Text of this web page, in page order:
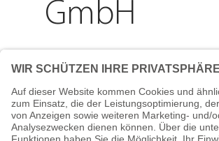
Adresse
Reichenberger Str. 1
84130 Dingolfing
GmbH